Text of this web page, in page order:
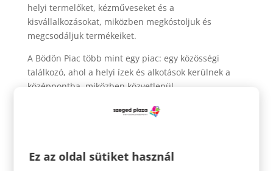
helyi termelőket, kézműveseket és a
kisvállalkozásokat, miközben megkóstoljuk és
megcsodáljuk termékeiket.
A Bödön Piac több mint egy piac: egy közösségi
találkozó, ahol a helyi ízek és alkotások kerülnek a
középpontba, miközben közvetlenül
ahol együtt ünnepeljük a kézművességet és a helyi
közösség erejét. Töltsünk el együtt felejthetetlen
Ez az oldal sütiket használ